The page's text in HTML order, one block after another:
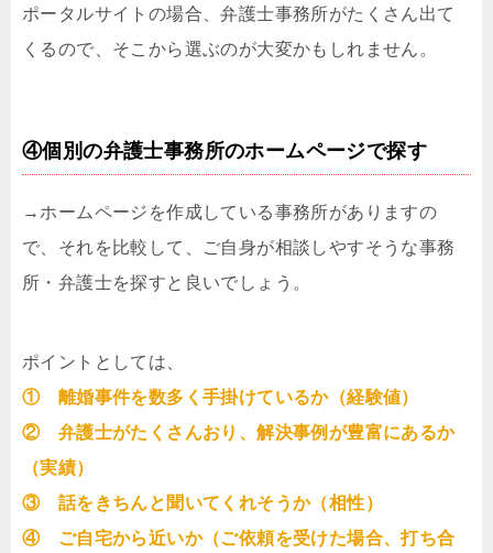
ポータルサイトの場合、弁護士事務所がたくさん出て
くるので、そこから選ぶのが大変かもしれません。
④個別の弁護士事務所のホームページで探す
→ホームページを作成している事務所がありますの
で、それを比較して、ご自身が相談しやすそうな事務
所・弁護士を探すと良いでしょう。
ポイントとしては、
① 離婚事件を数多く手掛けているか（経験値）
② 弁護士がたくさんおり、解決事例が豊富にあるか
（実績）
③ 話をきちんと聞いてくれそうか（相性）
④ ご自宅から近いか（ご依頼を受けた場合、打ち合